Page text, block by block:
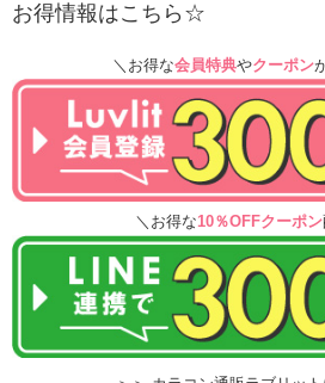
お得情報はこちら☆
＼お得な会員特典やクーポン
＼お得な10％OFFクーポン